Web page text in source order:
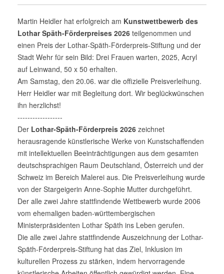
Martin Heidler hat erfolgreich am Kunstwettbewerb des
Lothar Späth-Förderpreises 2026 teilgenommen und
einen Preis der Lothar-Späth-Förderpreis-Stiftung und der
Stadt Wehr für sein Bild: Drei Frauen warten, 2025, Acryl
auf Leinwand, 50 x 50 erhalten.
Am Samstag, den 20.06. war die offizielle Preisverleihung.
Herr Heidler war mit Begleitung dort. Wir beglückwünschen
ihn herzlichst!
------------------
Der Lothar-Späth-Förderpreis 2026 zeichnet
herausragende künstlerische Werke von Kunstschaffenden
mit intellektuellen Beeinträchtigungen aus dem gesamten
deutschsprachigen Raum Deutschland, Österreich und der
Schweiz im Bereich Malerei aus. Die Preisverleihung wurde
von der Stargeigerin Anne-Sophie Mutter durchgeführt.
Der alle zwei Jahre stattfindende Wettbewerb wurde 2006
vom ehemaligen baden-württembergischen
Ministerpräsidenten Lothar Späth ins Leben gerufen.
Die alle zwei Jahre stattfindende Auszeichnung der Lothar-
Späth-Förderpreis-Stiftung hat das Ziel, Inklusion im
kulturellen Prozess zu stärken, indem hervorragende